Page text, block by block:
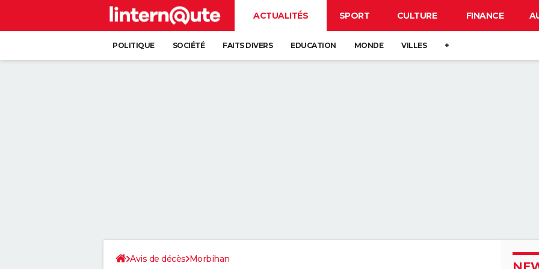
ACTUALITÉS SPORT CULTURE FINANCE
POLITIQUE SOCIÉTÉ FAITS DIVERS EDUCATION MONDE VILLES +
Avis de décès Morbihan